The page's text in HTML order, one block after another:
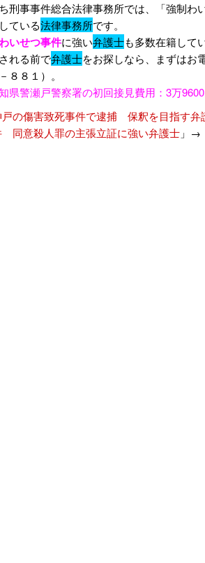
刑事事件総合法律事務所では、「強制わ
ている法律事務所です。
いせつ事件に強い弁護士も多数在籍して
される前で弁護士をお探しなら、まずはお
８８１）。
知県警瀬戸警察署の初回接見費用：3万9600
の傷害致死事件で逮捕 保釈を目指す弁
同意殺人罪の主張立証に強い弁護士 」→